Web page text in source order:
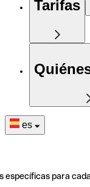
Tarifas
es
específicas para